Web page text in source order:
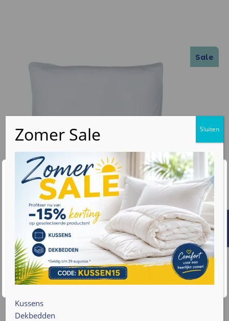
Wij waarderen uw privacy
We gebruiken cookies om uw browse-ervaring te
verbeteren, gepersonaliseerde advertenties of inhoud
weer te geven en ons verkeer te analyseren. Door op
"Alles accepteren" te klikken, gaat u akkoord met ons
gebruik van cookies. Lees meer informatie over hoe we
met uw gegevens omgaan op onze privacy policy pagina.
Cookie instellingen
Accepteren
Sale
v.a. €17,95
Molton kussenbeschermer met
schoudercontour
Geschikt voor Zen Hoofdkussens
100% Katoen
Ook geschikt voor Silvana hoofdkussens
Per stuk verpakt
Bekijk product
Kussens
Dekbedden